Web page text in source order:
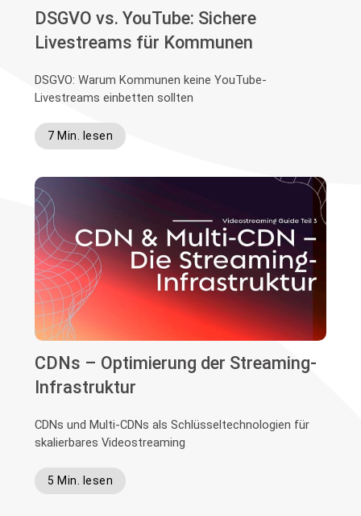
DSGVO vs. YouTube: Sichere
Livestreams für Kommunen
DSGVO: Warum Kommunen keine YouTube-
Livestreams einbetten sollten
7 Min. lesen
CDNs – Optimierung der Streaming-
Infrastruktur
CDNs und Multi-CDNs als Schlüsseltechnologien für
skalierbares Videostreaming
5 Min. lesen